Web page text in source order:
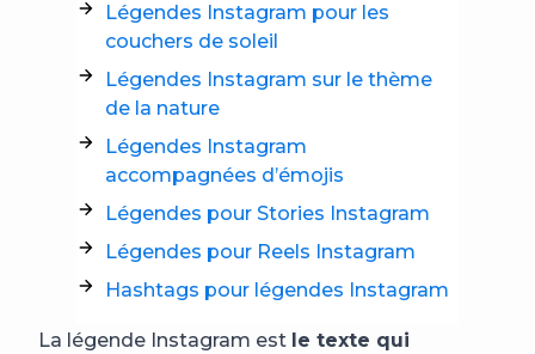
Légendes Instagram pour les
couchers de soleil
Légendes Instagram sur le thème
de la nature
Légendes Instagram
accompagnées d’émojis
Légendes pour Stories Instagram
Légendes pour Reels Instagram
Hashtags pour légendes Instagram
La légende Instagram est le texte qui